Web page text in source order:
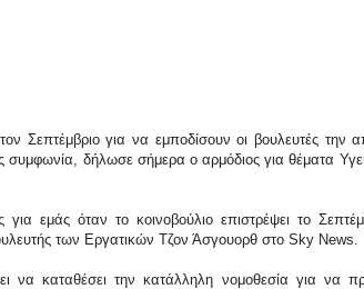
Σεπτέμβριο για να εμποδίσουν οι βουλευτές την
δήλωσε σήμερα ο αρμόδιος για θέματα
για εμάς όταν το κοινοβούλιο επιστρέψει το
των Εργατικών Τζον Άσγουορθ στο Sky News.
να καταθέσει την κατάλληλη νομοθεσία για να